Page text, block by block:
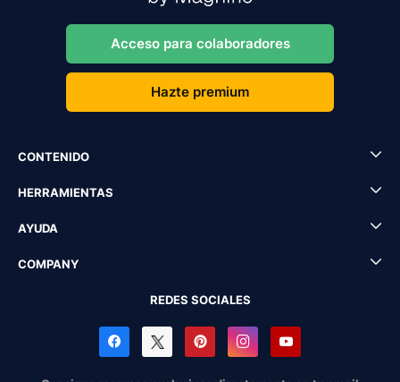
Acceso para colaboradores
Hazte premium
CONTENIDO
HERRAMIENTAS
AYUDA
COMPANY
REDES SOCIALES